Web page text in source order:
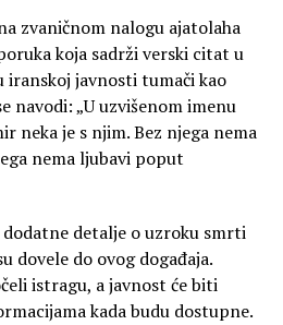
zvaničnom nalogu ajatolaha
koja sadrži verski citat u
iranskoj javnosti tumači kao
navodi: „U uzvišenom imenu
neka je s njim. Bez njega nema
nema ljubavi poput
detalje o uzroku smrti
dovele do ovog događaja.
istragu, a javnost će biti
kada budu dostupne.